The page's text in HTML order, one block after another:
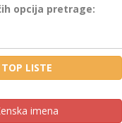
opcija pretrage:
TOP LISTE
imena